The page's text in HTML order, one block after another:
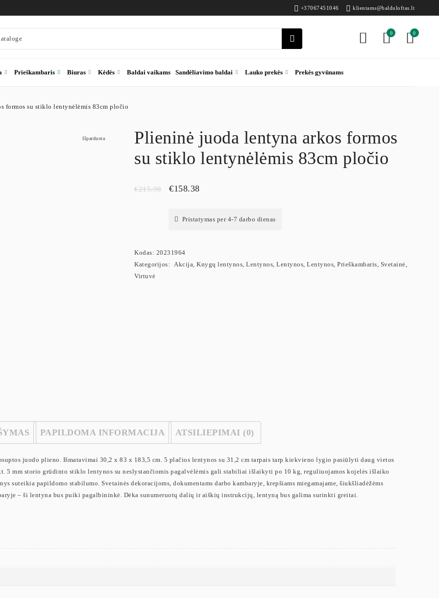
+37067451046 klientams@balduloftas.lt
0
0
Prieškambaris Biuras Kėdės Baldai vaikams Sandėliavimo baldai Lauko prekės Prekės gyvūnams
formos su stiklo lentynėlėmis 83cm pločio
Išparduota
Plieninė juoda lentyna arkos formos
su stiklo lentynėlėmis 83cm pločio
€215.98 €158.38
Pristatymas per 4-7 darbo dienas
Kodas: 20231964
Kategorijos: Akcija, Knygų lentynos, Lentynos, Lentynos, Lentynos, Prieškambaris, Svetainė,
Virtuvė
PAPILDOMA INFORMACIJA ATSILIEPIMAI (0)
juodo plieno. Išmatavimai 30,2 x 83 x 183,5 cm. 5 plačios lentynos su 31,2 cm tarpais tarp kiekvieno lygio pasiūlyti daug vietos
5 mm storio grūdinto stiklo lentynos su neslystančiomis pagalvėlėmis gali stabiliai išlaikyti po 10 kg, reguliuojamos kojelės išlaiko
suteikia papildomo stabilumo. Svetainės dekoracijoms, dokumentams darbo kambaryje, krepšiams miegamajame, šiukšliadėžėms
– ši lentyna bus puiki pagalbininkė. Dėka sunumeruotų dalių ir aiškių instrukcijų, lentyną bus galima surinkti greitai.